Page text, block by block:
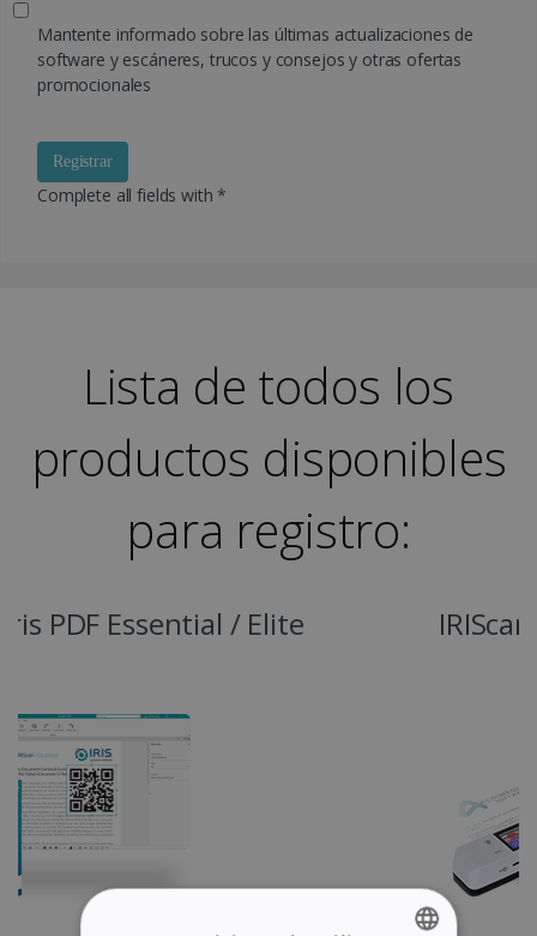
Mantente informado sobre las últimas actualizaciones de
software y escáneres, trucos y consejos y otras ofertas
promocionales
Registrar
Complete all fields with *
Lista de todos los
productos disponibles
para registro:
IRIScan Book 7